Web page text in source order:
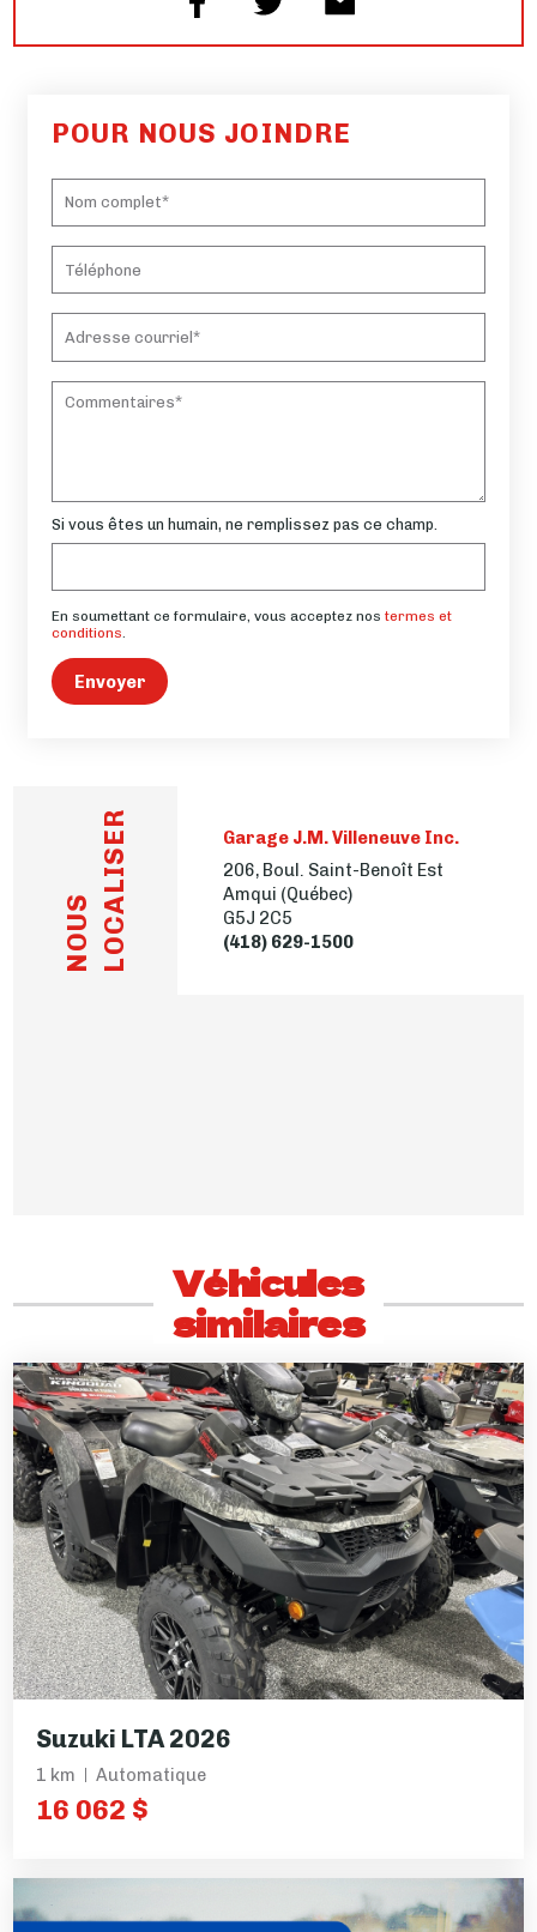
POUR NOUS JOINDRE
Si vous êtes un humain, ne remplissez pas ce champ.
En soumettant ce formulaire, vous acceptez nostermes et
conditions.
Envoyer
NOUS LOCALISER
Garage J.M. Villeneuve Inc.
206, Boul. Saint-Benoît Est
Amqui (Québec)
G5J 2C5
(418) 629-1500
Véhicules
similaires
Suzuki LTA 2026
1 km Automatique
16 062 $